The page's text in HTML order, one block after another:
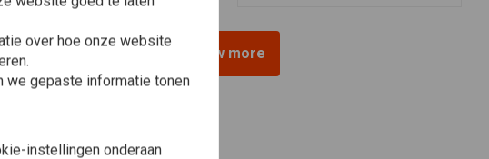
View more
over hoe onze website
we gepaste informatie tonen
instellingen onderaan